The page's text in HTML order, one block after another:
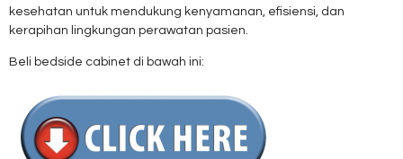
kesehatan untuk mendukung kenyamanan, efisiensi, dan
kerapihan lingkungan perawatan pasien.
Beli bedside cabinet di bawah ini: